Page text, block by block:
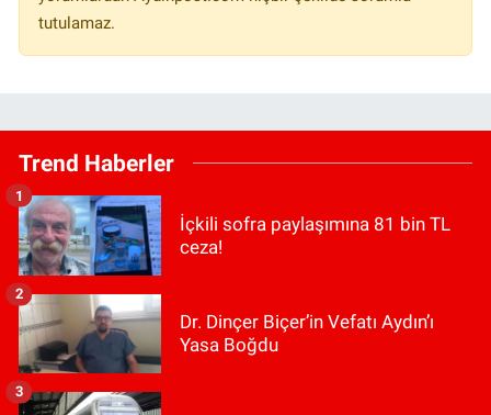
tutulamaz.
Trend Haberler
İçkili sofra paylaşımına 81 bin TL
ceza!
1
Dr. Dinçer Biçer’in Vefatı Aydın’ı
Yasa Boğdu
2
3